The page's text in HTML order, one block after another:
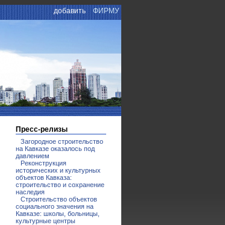
добавить ФИРМУ
Пресс-релизы
Загородное строительство
на Кавказе оказалось под
давлением
Реконструкция
исторических и культурных
объектов Кавказа:
строительство и сохранение
наследия
Строительство объектов
социального значения на
Кавказе: школы, больницы,
культурные центры